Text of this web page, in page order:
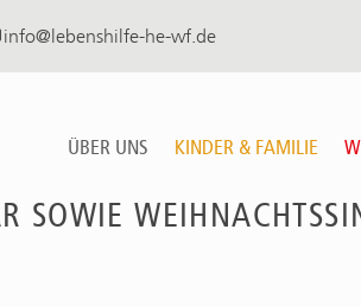
info@lebenshilfe-he-wf.de
ÜBER UNS KINDER & FAMILIE
SOWIE